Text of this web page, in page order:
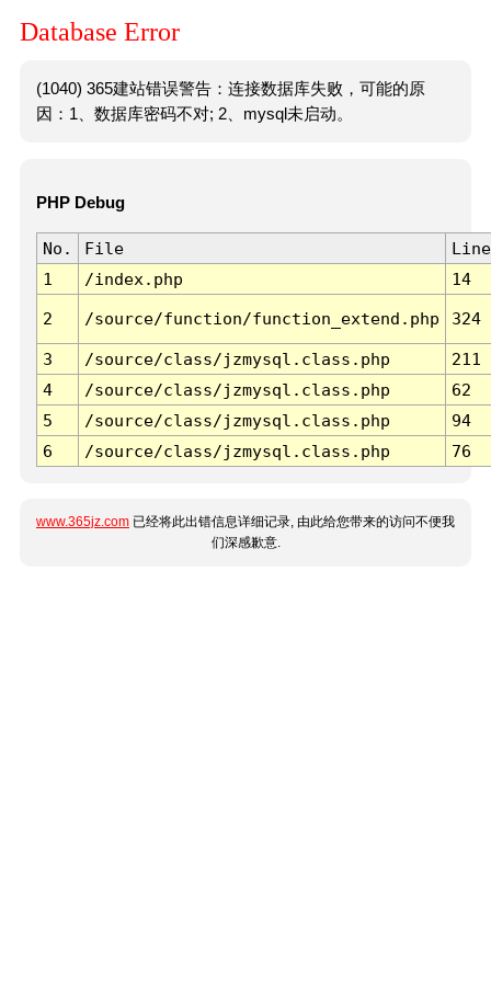
Database Error
(1040) 365建站错误警告：连接数据库失败，可能的原
因：1、数据库密码不对; 2、mysql未启动。
PHP Debug
No. File
Line
1
/index.php 14
2 /source/function/function_extend.php 324
3 /source/class/jzmysql.class.php
211
4
/source/class/jzmysql.class.php
62
5
/source/class/jzmysql.class.php
94
6
/source/class/jzmysql.class.php 76
www.365jz.com 已经将此出错信息详细记录, 由此给您带来的访问不便我
们深感歉意.